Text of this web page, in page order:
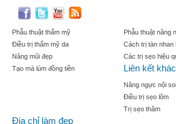
Phẫu thuật thẩm mỹ
Điều trị thẩm mỹ da
Nâng mũi đẹp
Tạo mà lúm đồng tiền
Phẫu thuật nâng
Cách trị tàn nhan
Các trị sẹo hiệu
Liên kết khác
Nâng ngực nội soi
Điều trị sẹo lõm
Trị sẹo thâm
Địa chỉ làm đẹp